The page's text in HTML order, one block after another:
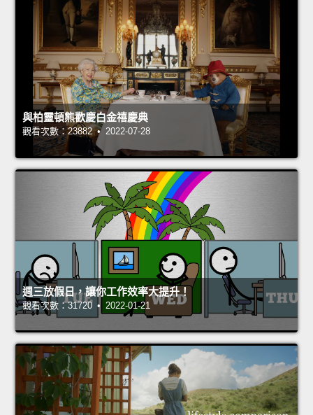
與柏靈頓熊歡慶白金禧慶典
觀看次數：23882 • 2022-07-28
週三放假日，讓你工作效率大提升！
觀看次數：31720 • 2022-01-21